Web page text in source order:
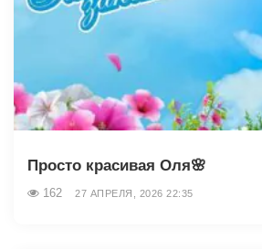
Просто красивая Оля🌸
162 27 АПРЕЛЯ, 2026 22:35